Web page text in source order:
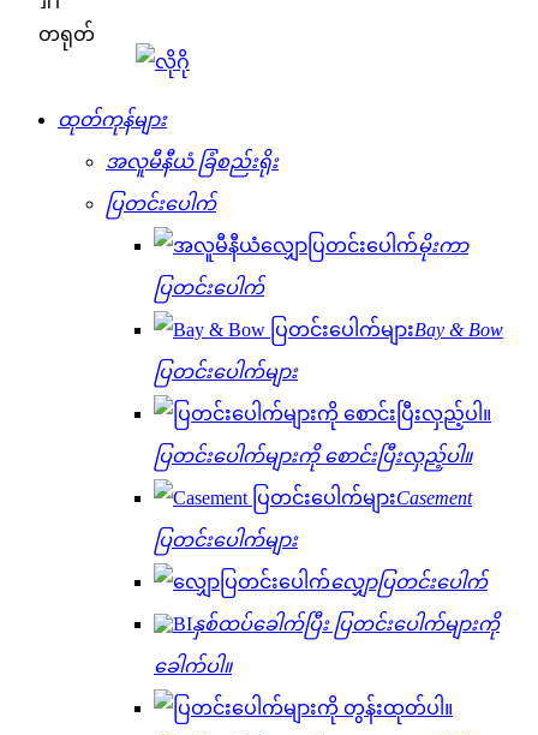
တရုတ်
ထုတ်ကုန်များ
အလူမီနီယံ ခြံစည်းရိုး
ပြတင်းပေါက်
မိုးကာ
ပြတင်းပေါက်
Bay & Bow
ပြတင်းပေါက်များ
ပြတင်းပေါက်များကို စောင်းပြီးလှည့်ပါ။
Casement
ပြတင်းပေါက်များ
လျှောပြတင်းပေါက်
နှစ်ထပ်ခေါက်ပြီး ပြတင်းပေါက်များကို
ခေါက်ပါ။